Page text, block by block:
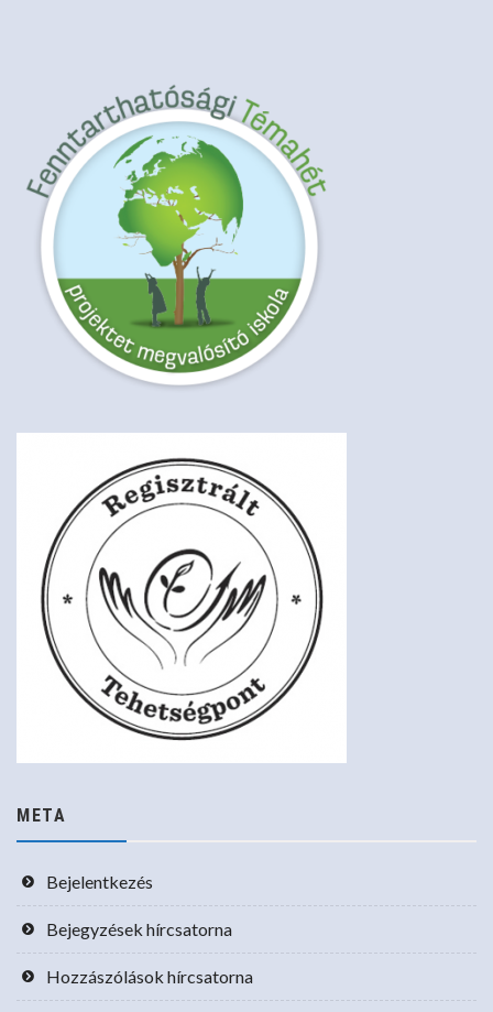
META
Bejelentkezés
Bejegyzések hírcsatorna
Hozzászólások hírcsatorna